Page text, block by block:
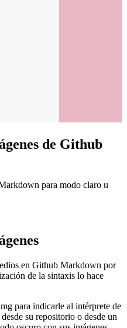
para modo claro u
en Github Markdown por
de la sintaxis lo hace